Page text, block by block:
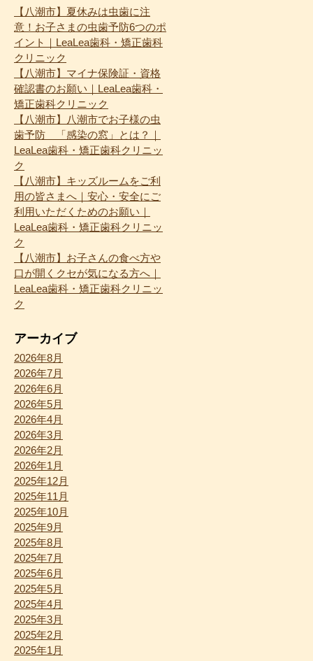
【八潮市】夏休みは虫歯に注
意！お子さまの虫歯予防6つのポ
イント｜LeaLea歯科・矯正歯科
クリニック
【八潮市】マイナ保険証・資格
確認書のお願い｜LeaLea歯科・
矯正歯科クリニック
【八潮市】八潮市でお子様の虫
歯予防 「感染の窓」とは？｜
LeaLea歯科・矯正歯科クリニッ
ク
【八潮市】キッズルームをご利
用の皆さまへ｜安心・安全にご
利用いただくためのお願い｜
LeaLea歯科・矯正歯科クリニッ
ク
【八潮市】お子さんの食べ方や
口が開くクセが気になる方へ｜
LeaLea歯科・矯正歯科クリニッ
ク
アーカイブ
2026年8月
2026年7月
2026年6月
2026年5月
2026年4月
2026年3月
2026年2月
2026年1月
2025年12月
2025年11月
2025年10月
2025年9月
2025年8月
2025年7月
2025年6月
2025年5月
2025年4月
2025年3月
2025年2月
2025年1月